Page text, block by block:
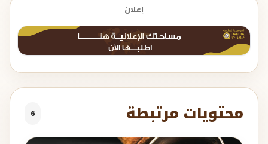
إعلان
محتويات مرتبطة 6